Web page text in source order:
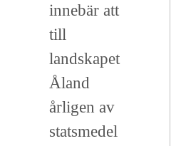
innebär att
till
landskapet
Åland
årligen av
statsmedel